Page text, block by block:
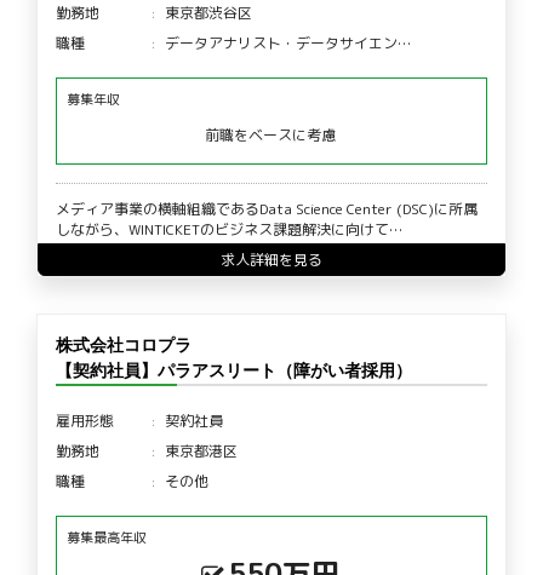
勤務地
東京都渋谷区
職種
データアナリスト・データサイエン…
募集年収
前職をベースに考慮
メディア事業の横軸組織であるData Science Center (DSC)に所属
しながら、WINTICKETのビジネス課題解決に向けて…
求人詳細を見る
株式会社コロプラ
【契約社員】パラアスリート（障がい者採用）
雇用形態
契約社員
勤務地
東京都港区
職種
その他
募集最高年収